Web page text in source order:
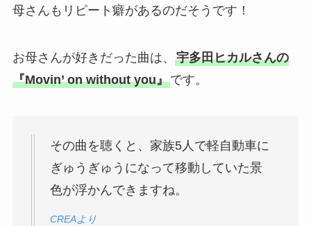
母さんもリピート癖があるのだそうです！
お母さんが好きだった曲は、 宇多田ヒカルさんの
『Movin’ on without you』です。
その曲を聴くと、家族5人で軽自動車に
ぎゅうぎゅうになって移動していた景
色が浮かんできますね。
CREAより